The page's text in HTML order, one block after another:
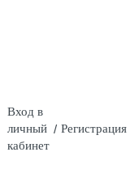
Вход в
личный
кабинет
/ Регистрация